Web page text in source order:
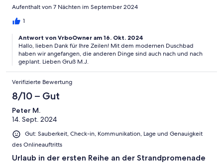
Aufenthalt von 7 Nächten im September 2024
1
Antwort von VrboOwner am 16. Okt. 2024
Hallo, lieben Dank für Ihre Zeilen! Mit dem modernen Duschbad
haben wir angefangen, die anderen Dinge sind auch nach und nach
geplant. Lieben Gruß M.J.
Verifizierte Bewertung
8/10 – Gut
Peter M.
14. Sept. 2024
Gut: Sauberkeit, Check-in, Kommunikation, Lage und Genauigkeit
des Onlineauftritts
Urlaub in der ersten Reihe an der Strandpromenade